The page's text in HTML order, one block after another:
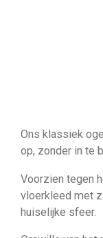
Ons klassiek
op, zonder in te
Voorzien tegen
vloerkleed met
huiselijke sfeer.